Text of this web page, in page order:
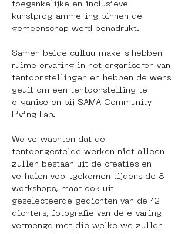
toegankelijke en inclusieve
kunstprogrammering binnen de
gemeenschap werd benadrukt.
Samen beide cultuurmakers hebben
ruime ervaring in het organiseren van
tentoonstellingen en hebben de wens
geuit om een tentoonstelling te
organiseren bij SAMA Community
Living Lab.
We verwachten dat de
tentoongestelde werken niet alleen
zullen bestaan uit de creaties en
verhalen voortgekomen tijdens de 8
workshops, maar ook uit
geselecteerde gedichten van de 12
dichters, fotografie van de ervaring
vermengd met die welke we zullen